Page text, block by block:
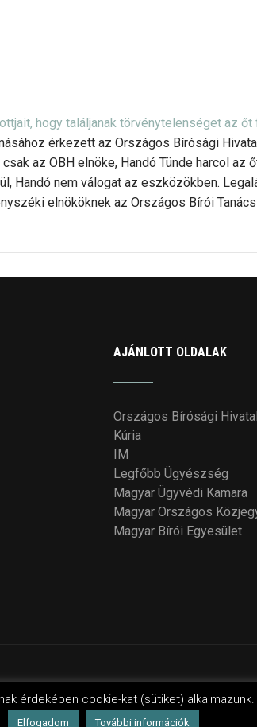
hogy találjanak törvénytelenséget az őt
érkezett az Országos Bírósági
csak az OBH elnöke, Handó Tünde harcol
Handó nem válogat az eszközökben.
elnököknek az Országos Bírói
AJÁNLOTT OLDALAK
Országos Bírósági Hivatal
Kúria
IM
Legfőbb Ügyészség
Magyar Ügyvédi Kamara
Magyar Országos
Magyar Bírói Egyesület
érdekében cookie-kat (sütiket)
Elfogadom További információk